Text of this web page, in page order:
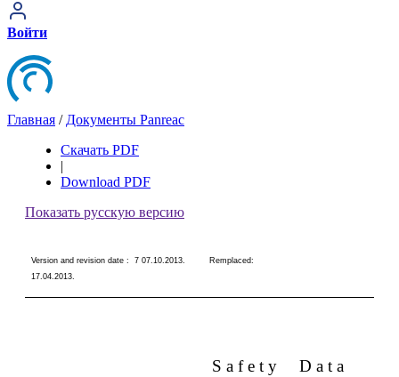
Войти
Главная / Документы Panreac
Скачать PDF
|
Download PDF
Показать русскую версию
Version and revision date : 7 07.10.2013.
Remplaced:
17.04.2013.
S a f e t y
D a t a